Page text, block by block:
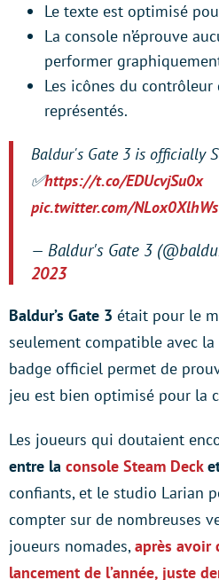
Le texte est optimisé
La console n’éprouve
performer
Les icônes du
représentés.
Baldur's Gate 3 is officially
✅https://t.co/EDUcvjSu0x
pic.twitter.com/NLox0XlhWs
— Baldur's Gate 3
2023
Baldur’s Gate 3 était pour le
seulement compatible avec la
badge officiel permet de
jeu est bien optimisé pour la
Les joueurs qui doutaient
entre la console Steam Deck
confiants, et le studio Larian
compter sur de nombreuses
joueurs nomades,après avoir
lancement de l’année, juste